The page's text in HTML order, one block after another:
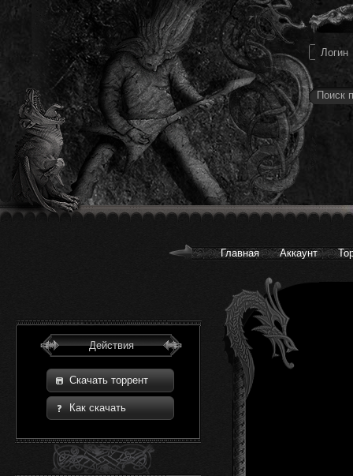
Главная Аккаунт
Действия
Скачать торрент
Как скачать